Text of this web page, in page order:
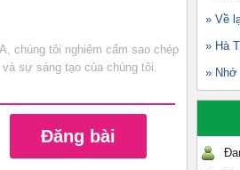
chúng tôi nghiêm cấm sao chép
sự sáng tạo của chúng tôi.
Đăng bài
» Về
» Hà
»